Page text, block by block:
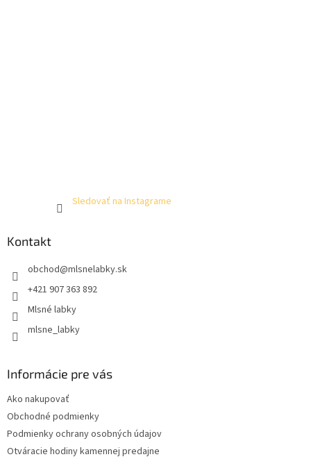
Sledovať na Instagrame
Kontakt
obchod@mlsnelabky.sk
+421 907 363 892
Mlsné labky
mlsne_labky
Informácie pre vás
Ako nakupovať
Obchodné podmienky
Podmienky ochrany osobných údajov
Otváracie hodiny kamennej predajne